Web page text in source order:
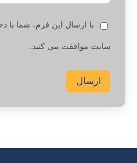
با ارسال این فرم، شما با
سایت موافقت می کنید.
ارسال